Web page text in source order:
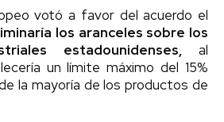
votó a favor del acuerdo el
los aranceles sobre los
estadounidenses, al
un límite máximo del 15%
la mayoría de los productos de